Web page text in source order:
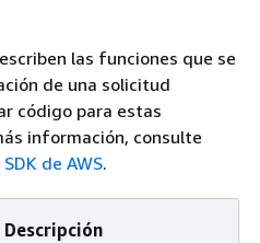
las funciones que se
de una solicitud
código para estas
información, consulte
de AWS.
Descripción